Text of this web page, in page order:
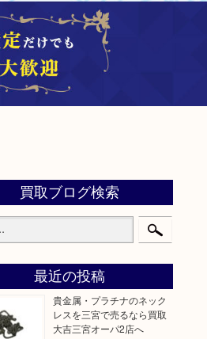
買取ブログ検索
最近の投稿
貴金属・プラチナのネック
レスを三宮で売るなら買取
大吉三宮オーパ2店へ